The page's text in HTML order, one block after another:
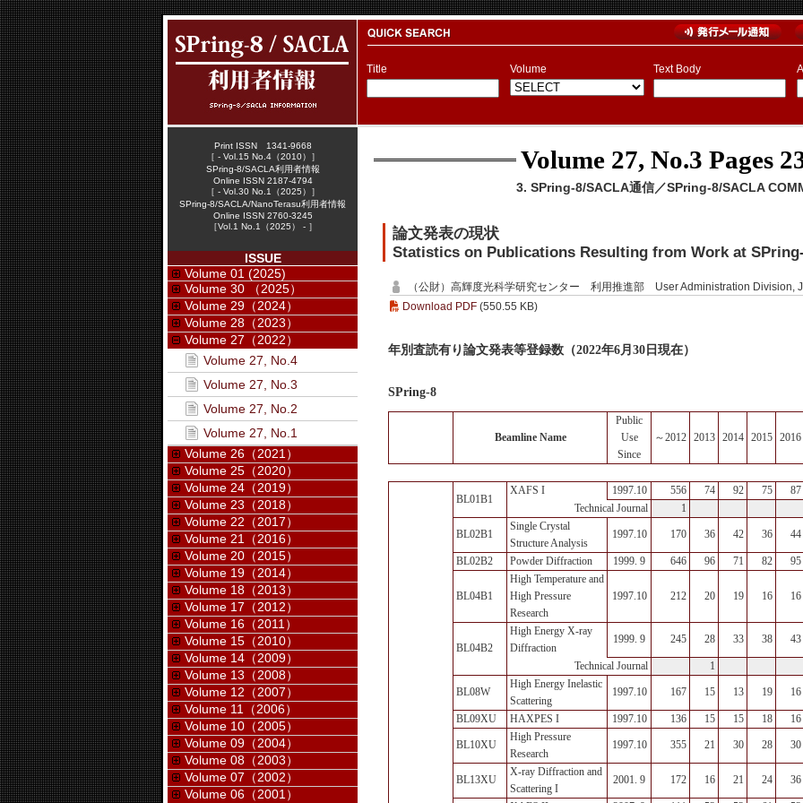
Title Volume Text Body
Volume 27, No.3 Pages
3. SPring-8/SACLA通信／SPring-8/SACLA
論文発表の現状
Statistics on Publications Resulting from Work at
（公財）高輝度光科学研究センター 利用推進部 User Administration Division,
Download PDF (550.55 KB)
年別査読有り論文発表等登録数（2022年6月30日現在）
SPring-8
Beamline Name
Public
Use
Since
～2012 2013 2014 2015 2016
BL01B1
XAFS I 1997.10 556 74 92 75 87
Technical Journal 1
BL02B1
Single Crystal
Structure Analysis
1997.10 170 36 42 36 44
BL02B2 Powder Diffraction 1999. 9 646 96 71 82 95
BL04B1
High Temperature and
High Pressure
Research
1997.10 212 20 19 16 16
BL04B2
High Energy X-ray
Diffraction
1999. 9 245 28 33 38 43
Technical Journal 1
BL08W
High Energy Inelastic
Scattering
1997.10 167 15 13 19 16
BL09XU HAXPES I 1997.10 136 15 15 18 16
BL10XU
High Pressure
Research
1997.10 355 21 30 28 30
BL13XU
X-ray Diffraction and
Scattering I
2001. 9 172 16 21 24 36
Print ISSN 1341-9668
［ - Vol.15 No.4（2010）］
SPring-8/SACLA利用者情報
Online ISSN 2187-4794
［ - Vol.30 No.1（2025）］
SPring-8/SACLA/NanoTerasu利用者情報
Online ISSN 2760-3245
［Vol.1 No.1（2025） - ］
ISSUE
Volume 01 (2025)
Volume 30 （2025）
Volume 29（2024）
Volume 28（2023）
Volume 27（2022）
Volume 27, No.4
Volume 27, No.3
Volume 27, No.2
Volume 27, No.1
Volume 26（2021）
Volume 25（2020）
Volume 24（2019）
Volume 23（2018）
Volume 22（2017）
Volume 21（2016）
Volume 20（2015）
Volume 19（2014）
Volume 18（2013）
Volume 17（2012）
Volume 16（2011）
Volume 15（2010）
Volume 14（2009）
Volume 13（2008）
Volume 12（2007）
Volume 11（2006）
Volume 10（2005）
Volume 09（2004）
Volume 08（2003）
Volume 07（2002）
Volume 06（2001）